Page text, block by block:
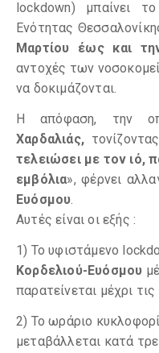
lockdown) μπαίνει
Ενότητας
Μαρτίου έως και
αντοχές των
να δοκιμάζονται.
Η απόφαση, την
Χαρδαλιάς,
τελειώσει με τον ιό,
εμβόλια», φέρνει
Ευόσμου.
Αυτές είναι οι εξής :
1) Το υφιστάμενο
Κορδελιού-Ευόσμου
παρατείνεται μέχρι
2) Το ωράριο
μεταβάλλεται κατά